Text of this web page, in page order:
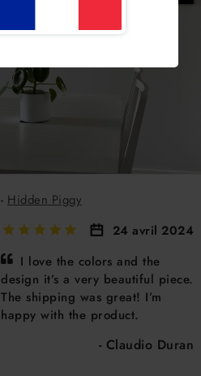
- Hidden Piggy
24 avril 2024
I love the colors and the
design it’s a very beautiful piece.
The shipping was great! I’m
happy with the product.
- Claudio Duran